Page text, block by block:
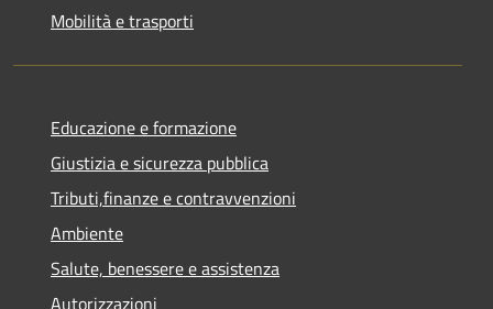
Mobilità e trasporti
Educazione e formazione
Giustizia e sicurezza pubblica
Tributi,finanze e contravvenzioni
Ambiente
Salute, benessere e assistenza
Autorizzazioni